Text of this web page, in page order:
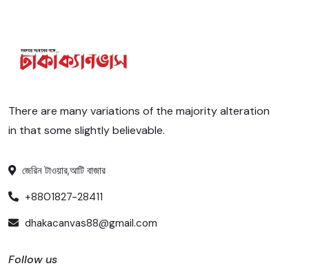
There are many variations of the majority alteration
in that some slightly believable.
জেরিন টাওয়ার,আটি বাজার
+8801827-28411
dhakacanvas88@gmail.com
Follow us